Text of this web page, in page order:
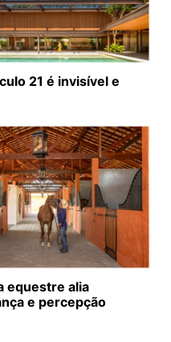
21 é invisível e
equestre alia
e percepção